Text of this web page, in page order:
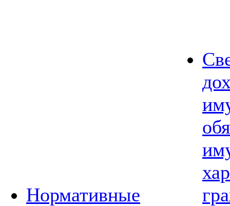
Нормативные